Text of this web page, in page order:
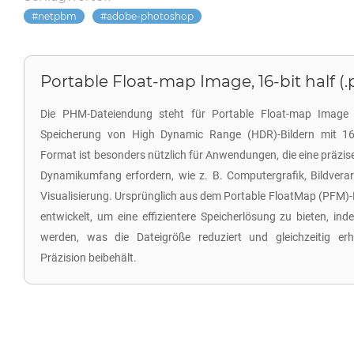
netpbm adobe-photoshop
Portable Float-map Image, 16-bit half
Die PHM-Dateiendung steht für Portable Float-map
Speicherung von High Dynamic Range (HDR)-Bildern mit
Format ist besonders nützlich für Anwendungen, die eine
Dynamikumfang erfordern, wie z. B. Computergrafik,
Visualisierung. Ursprünglich aus dem Portable FloatMap
entwickelt, um eine effizientere Speicherlösung zu bieten,
werden, was die Dateigröße reduziert und gleichzeitig
Präzision beibehält.